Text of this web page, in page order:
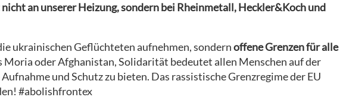
an unserer Heizung, sondern bei Rheinmetall, Heckler&Koch und
ukrainischen Geflüchteten aufnehmen, sondernoffene Grenzen für alle
Moria oder Afghanistan, Solidarität bedeutet allen Menschen auf der
und Schutz zu bieten. Das rassistische Grenzregime der EU
#abolishfrontex